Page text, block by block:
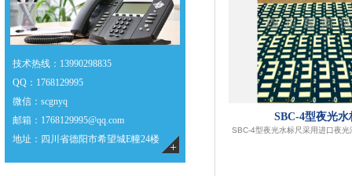
SBC-4型夜光水
SBC-4型夜光水标尺采用进口夜光
技术热线：13990298835
QQ ： 1768129995
微信 ：scgnyq
邮箱 ：1768129995@qq.com
地址：四川省德阳市希望城E幢24楼
+